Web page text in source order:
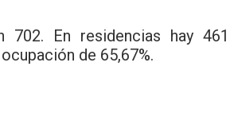
702. En residencias hay 461
de 65,67%.